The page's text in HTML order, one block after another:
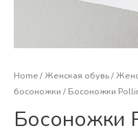
Home/Женская обувь/
босоножки / Босоножки
Босоножки